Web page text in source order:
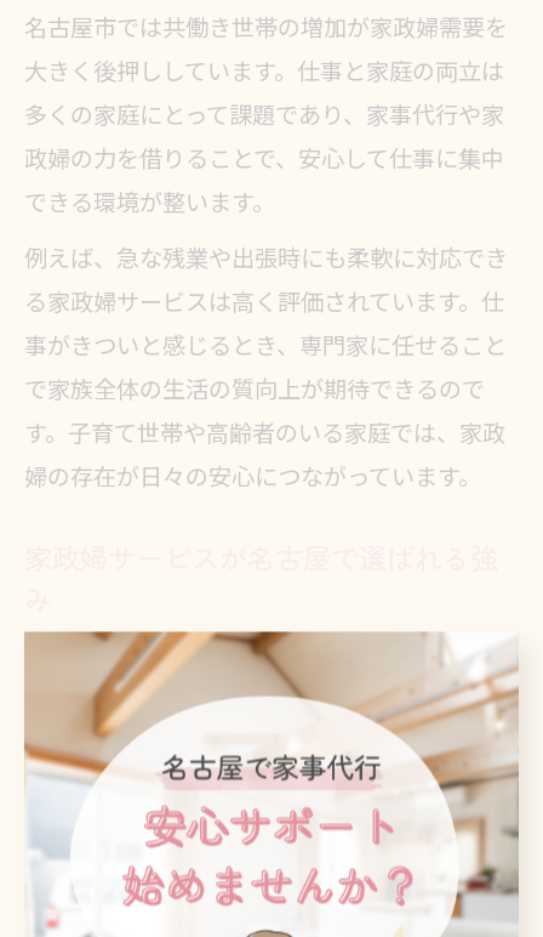
名古屋市では共働き世帯の増加が家政婦需要を
大きく後押ししています。仕事と家庭の両立は
多くの家庭にとって課題であり、家事代行や家
政婦の力を借りることで、安心して仕事に集中
できる環境が整います。
例えば、急な残業や出張時にも柔軟に対応でき
る家政婦サービスは高く評価されています。仕
事がきついと感じるとき、専門家に任せること
で家族全体の生活の質向上が期待できるので
す。子育て世帯や高齢者のいる家庭では、家政
婦の存在が日々の安心につながっています。
名古屋市で家政婦サービスが選ばれる理由の一
つは、地域に根差したきめ細かな対応力です。
家事や介護に関する要望が多様化する中、利用
者ごとの事情やライフスタイルに寄り添ったサ
ービス設計が求められています。
例えば、住み込みや時間帯指定など柔軟な働き
方が可能で、利用者からは「臨機応変に対応し